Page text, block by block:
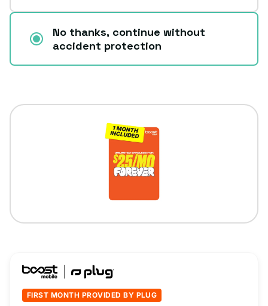
No thanks, continue without
accident protection
FIRST MONTH PROVIDED BY PLUG